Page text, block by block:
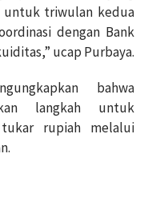
untuk triwulan kedua
dengan Bank
ucap Purbaya.
bahwa
langkah untuk
rupiah melalui